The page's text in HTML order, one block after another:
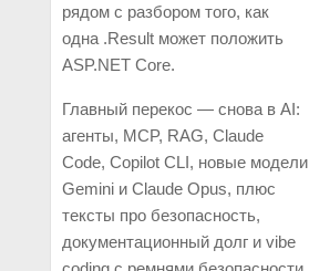
рядом с разбором того, как
одна .Result может положить
ASP.NET Core.
Главный перекос — снова в AI:
агенты, MCP, RAG, Claude
Code, Copilot CLI, новые модели
Gemini и Claude Opus, плюс
тексты про безопасность,
документационный долг и vibe